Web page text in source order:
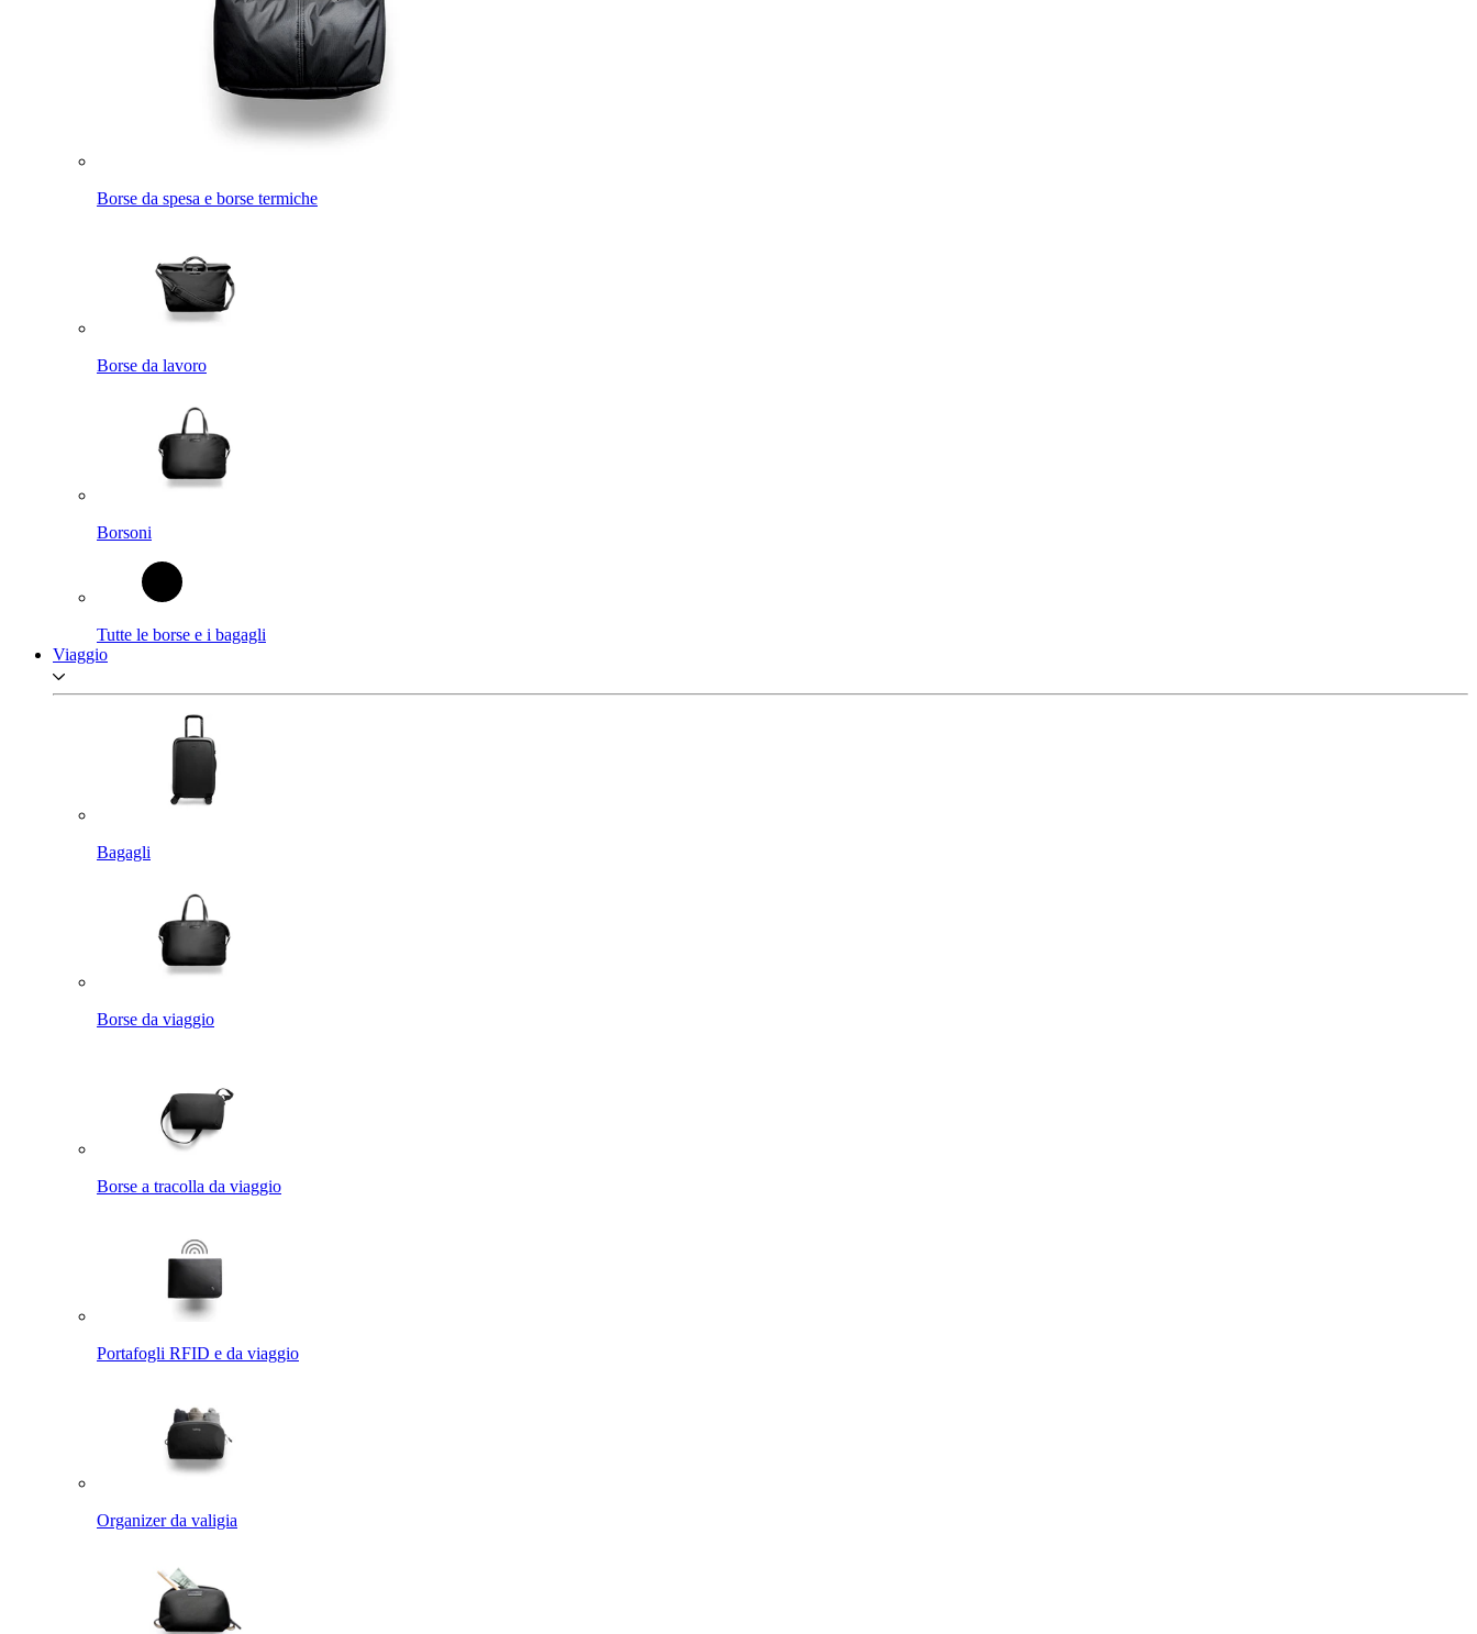
Borse da spesa e borse termiche
Borse da lavoro
Borsoni
Tutte le borse e i bagagli
Viaggio
Bagagli
Borse da viaggio
Borse a tracolla da viaggio
Portafogli RFID e da viaggio
Organizer da valigia